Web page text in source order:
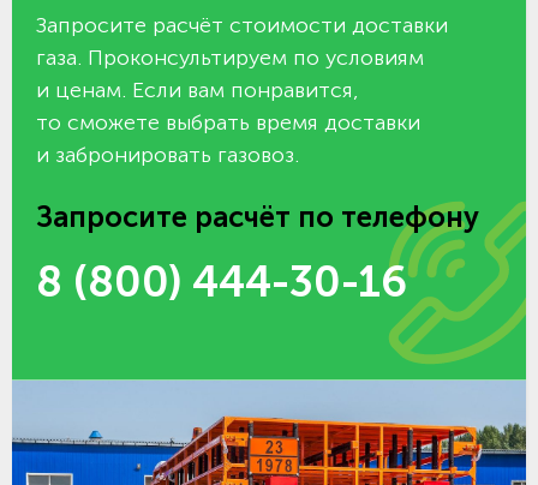
Запросите расчёт стоимости доставки
газа. Проконсультируем по условиям
и ценам. Если вам понравится,
то сможете выбрать время доставки
и забронировать газовоз.
Запросите расчёт по телефону
8 (800) 444-30-16